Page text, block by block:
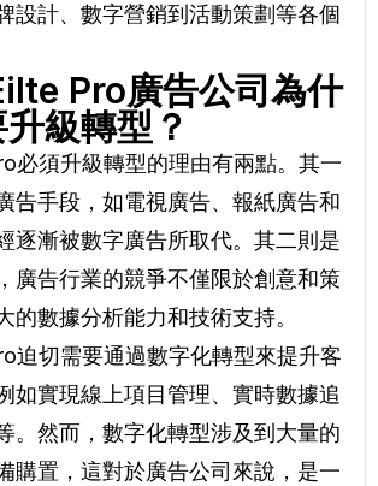
設計、數字營銷到活動策劃等各個
Pro廣告公司為什
級轉型？
必須升級轉型的理由有兩點。其一
告手段，如電視廣告、報紙廣告和
逐漸被數字廣告所取代。其二則是
廣告行業的競爭不僅限於創意和策
的數據分析能力和技術支持。
迫切需要通過數字化轉型來提升客
如實現線上項目管理、實時數據追
。然而，數字化轉型涉及到大量的
購置，這對於廣告公司來說，是一